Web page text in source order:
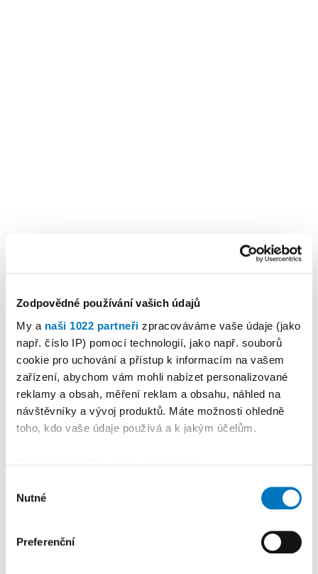
Zodpovědné používání vašich údajů
My a naši 1022 partneři zpracováváme vaše údaje (jako
např. číslo IP) pomocí technologií, jako např. souborů
cookie pro uchování a přístup k informacím na vašem
zařízení, abychom vám mohli nabízet personalizované
reklamy a obsah, měření reklam a obsahu, náhled na
návštěvníky a vývoj produktů. Máte možnosti ohledně
toho, kdo vaše údaje používá a k jakým účelům.
poloze, které mohou být přesné na několik metrů
skenování pro konkrétní charakteristiky (otisk prstu)
Zjistěte více o tom, jak zpracováváme vaše osobní
souhlasu
Nutné
Preferenční
KALENDÁŘ AKCÍ Další